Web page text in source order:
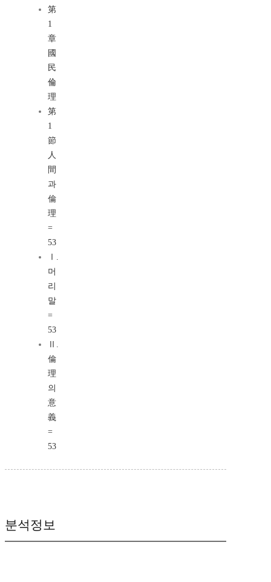
第
1
章
國
民
倫
理
第
1
節
人
間
과
倫
理
=
53
Ⅰ.
머
리
말
=
53
Ⅱ.
倫
理
의
意
義
=
53
분석정보